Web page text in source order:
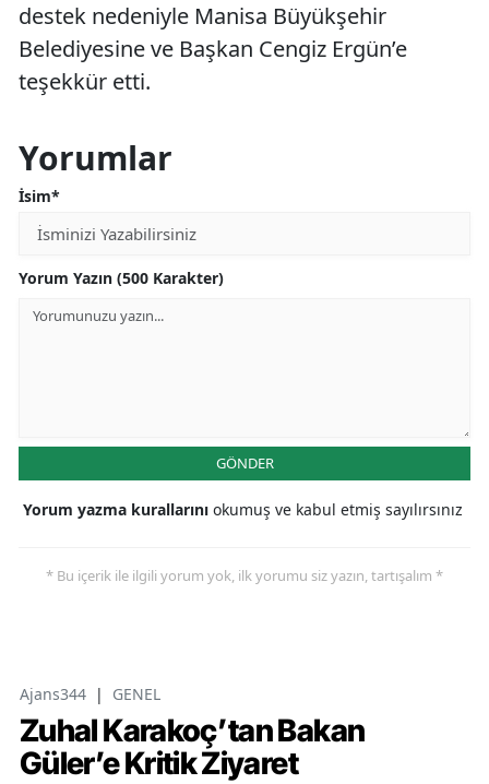
destek nedeniyle Manisa Büyükşehir
Belediyesine ve Başkan Cengiz Ergün’e
teşekkür etti.
Yorumlar
İsim*
Yorum Yazın (500 Karakter)
GÖNDER
Yorum yazma kurallarını okumuş ve kabul etmiş sayılırsınız
* Bu içerik ile ilgili yorum yok, ilk yorumu siz yazın, tartışalım *
Ajans344 | GENEL
Zuhal Karakoç’tan Bakan
Güler’e Kritik Ziyaret